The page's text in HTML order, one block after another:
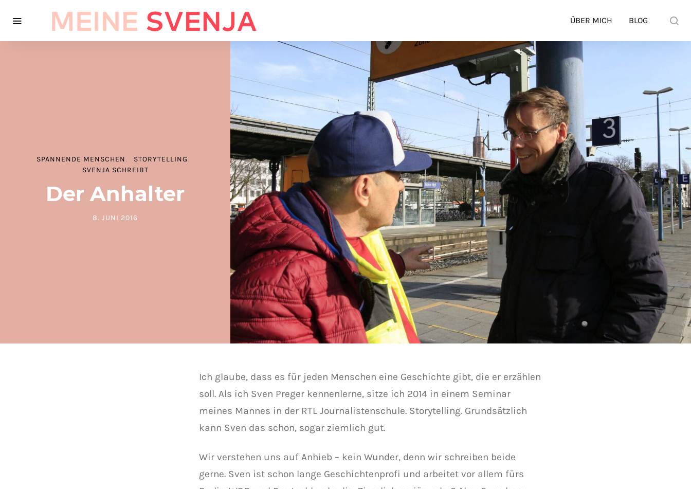
ÜBER MICH BLOG
SPANNENDE MENSCHEN
STORYTELLING
SVENJA SCHREIBT
Der Anhalter
POSTED ON
8. JUNI 2016
Ich glaube, dass es für jeden Menschen eine Geschichte gibt, die er erzählen
soll. Als ich Sven Preger kennenlerne, sitze ich 2014 in einem Seminar
meines Mannes in der RTL Journalistenschule. Storytelling. Grundsätzlich
kann Sven das schon, sogar ziemlich gut.
Wir verstehen uns auf Anhieb – kein Wunder, denn wir schreiben beide
gerne. Sven ist schon lange Geschichtenprofi und arbeitet vor allem fürs